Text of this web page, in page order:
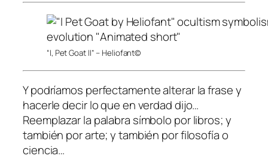
“I, Pet Goat II” – Heliofant©
Y podríamos perfectamente alterar la frase y
hacerle decir lo que en verdad dijo…
Reemplazar la palabra símbolo por libros; y
también por arte; y también por filosofía o
ciencia…